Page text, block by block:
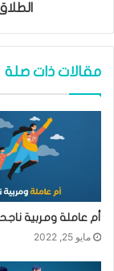
مقالات ذات صلة
أم عاملة ومربية
مايو 25, 2022